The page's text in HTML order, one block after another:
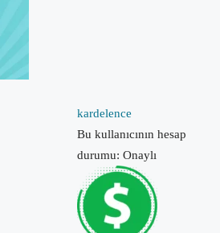
kardelence
Bu kullanıcının hesap
durumu: Onaylı